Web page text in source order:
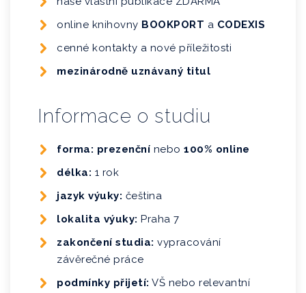
online knihovny BOOKPORT a CODEXIS
cenné kontakty a nové příležitosti
mezinárodně uznávaný titul
Informace o studiu
forma: prezenční nebo 100% online
délka: 1 rok
jazyk výuky: čeština
lokalita výuky: Praha 7
zakončení studia: vypracování
závěrečné práce
podmínky přijetí: VŠ nebo relevantní